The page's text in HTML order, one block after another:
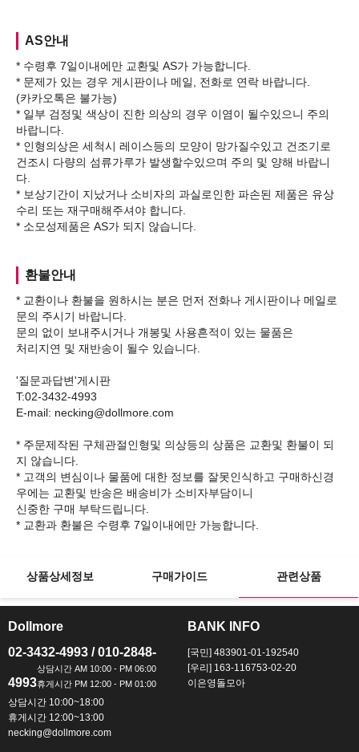
AS안내
* 수령후 7일이내에만 교환및 AS가 가능합니다.
* 문제가 있는 경우 게시판이나 메일, 전화로 연락 바랍니다.
(카카오톡은 불가능)
* 일부 검정및 색상이 진한 의상의 경우 이염이 될수있으니 주의
바랍니다.
* 인형의상은 세척시 레이스등의 모양이 망가질수있고 건조기로
건조시 다량의 섬류가루가 발생할수있으며 주의 및 양해 바랍니
다.
* 보상기간이 지났거나 소비자의 과실로인한 파손된 제품은 유상
수리 또는 재구매해주셔야 합니다.
환불안내
* 교환이나 환불을 원하시는 분은 먼저 전화나 게시판이나 메일로
문의 주시기 바랍니다.
문의 없이 보내주시거나 개봉및 사용흔적이 있는 물품은
처리지연 및 재반송이 될수 있습니다.
'질문과답변'게시판
T:02-3432-4993
E-mail: necking@dollmore.com
* 주문제작된 구체관절인형및 의상등의 상품은 교환및 환불이 되
지 않습니다.
* 고객의 변심이나 물품에 대한 정보를 잘못인식하고 구매하신경
우에는 교환및 반송은 배송비가 소비자부담이니
신중한 구매 부탁드립니다.
상품상세정보 구매가이드 관련상품
Dollmore
02-3432-4993 / 010-2848-
4993
상담시간 10:00~18:00
휴게시간 12:00~13:00
necking@dollmore.com
BANK INFO
[국민] 483901-01-192540
[우리] 163-116753-02-20
이은영돌모아